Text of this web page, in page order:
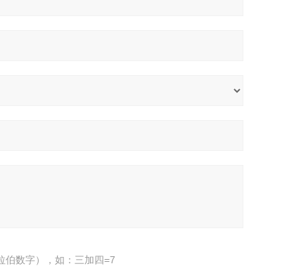
伯数字），如：三加四=7